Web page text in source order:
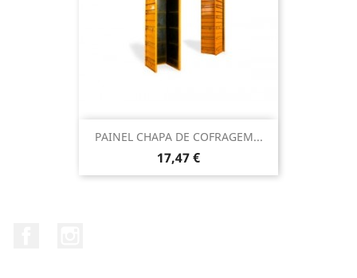
PAINEL CHAPA DE COFRAGEM...
Preço
17,47 €